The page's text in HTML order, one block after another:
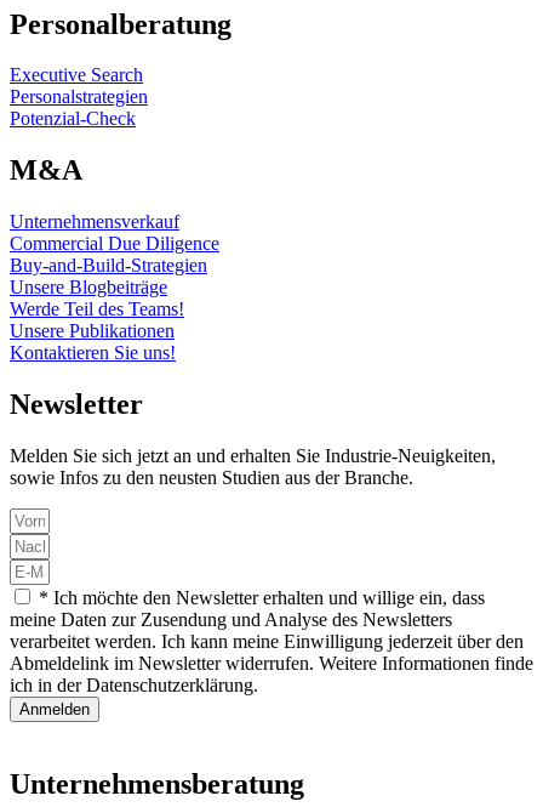
Personalberatung
Executive Search
Personalstrategien
Potenzial-Check
M&A
Unternehmensverkauf
Commercial Due Diligence
Buy-and-Build-Strategien
Unsere Blogbeiträge
Werde Teil des Teams!
Unsere Publikationen
Kontaktieren Sie uns!
Newsletter
Melden Sie sich jetzt an und erhalten Sie Industrie-Neuigkeiten,
sowie Infos zu den neusten Studien aus der Branche.
* Ich möchte den Newsletter erhalten und willige ein, dass
meine Daten zur Zusendung und Analyse des Newsletters
verarbeitet werden. Ich kann meine Einwilligung jederzeit über den
Abmeldelink im Newsletter widerrufen. Weitere Informationen finde
ich in der Datenschutzerklärung.
Anmelden
Unternehmensberatung